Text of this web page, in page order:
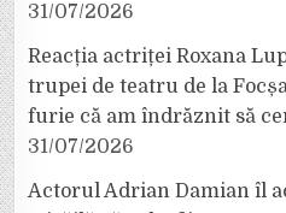
31/07/2026
Reacția actriței Roxana
trupei de teatru de la
furie că am îndrăznit să
31/07/2026
Actorul Adrian Damian îl